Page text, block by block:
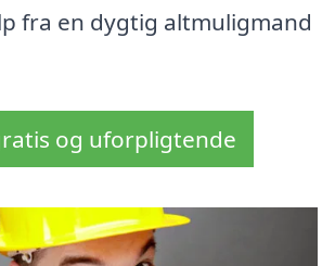
fra en dygtig altmuligmand
og uforpligtende